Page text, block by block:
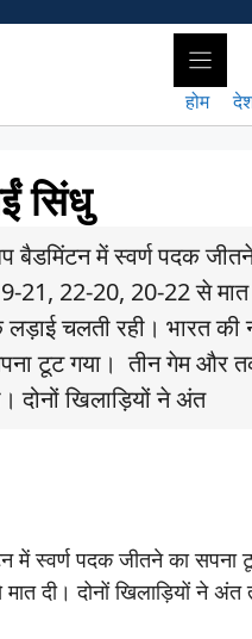
होम
सिंधु
बैडमिंटन में स्वर्ण पदक
22-20, 20-22 से मात
चलती रही। भारत की
टूट गया। तीन गेम
दोनों खिलाड़ियों ने अंत
में स्वर्ण पदक जीतने का
दोनों खिलाड़ियों ने अंत